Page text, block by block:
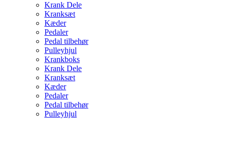
Krank Dele
Kranksæt
Kæder
Pedaler
Pedal tilbehør
Pulleyhjul
Krankboks
Krank Dele
Kranksæt
Kæder
Pedaler
Pedal tilbehør
Pulleyhjul